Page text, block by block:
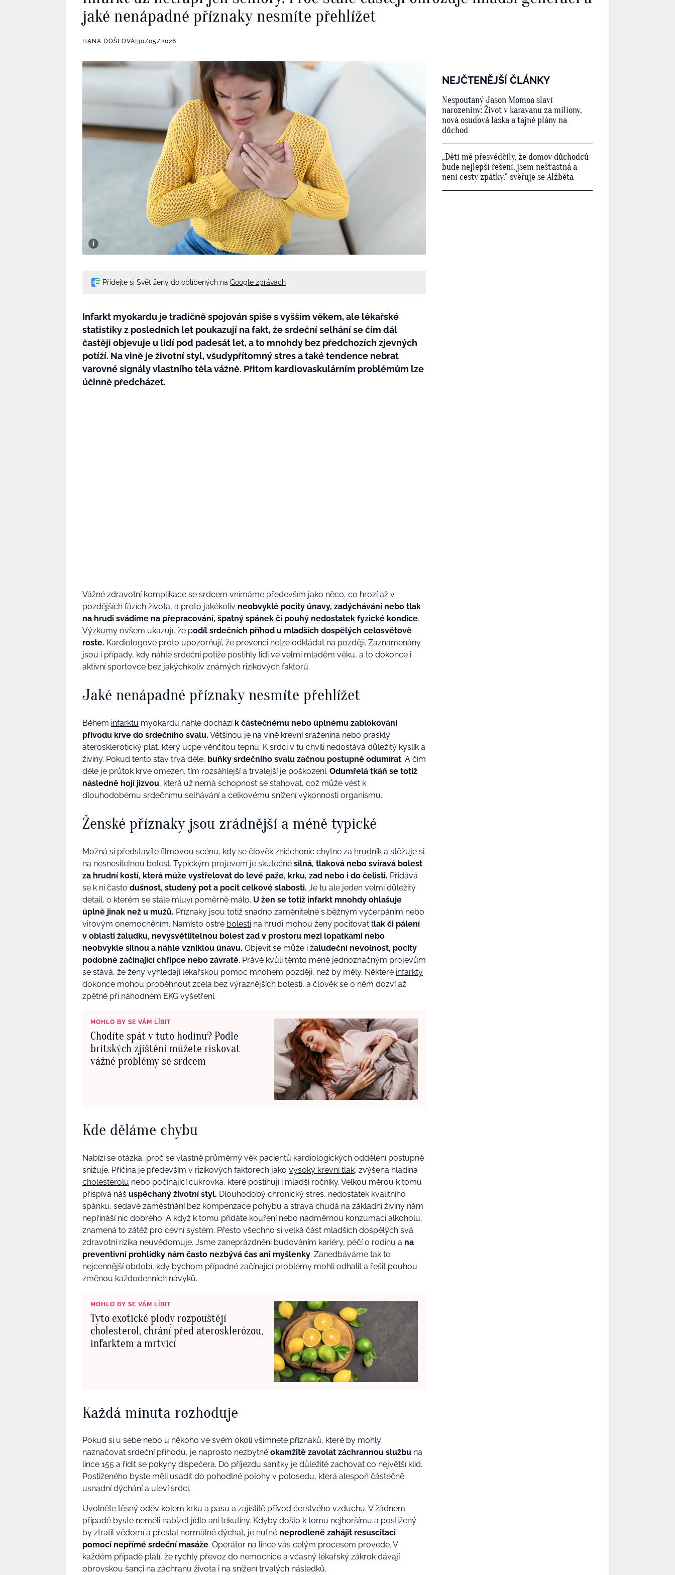
jaké nenápadné příznaky nesmíte přehlížet
HANA DOŠLOVÁ 30/05/2026
Přidejte si Svět ženy do oblíbených na Google zprávách
Infarkt myokardu je tradičně spojován spíše s vyšším věkem, ale lékařské
statistiky z posledních let poukazují na fakt, že srdeční selhání se čím dál
častěji objevuje u lidí pod padesát let, a to mnohdy bez předchozích zjevných
potíží. Na vině je životní styl, všudypřítomný stres a také tendence nebrat
varovné signály vlastního těla vážně. Přitom kardiovaskulárním problémům lze
účinně předcházet.
Vážné zdravotní komplikace se srdcem vnímáme především jako něco, co hrozí až v
pozdějších fázích života, a proto jakékoliv neobvyklé pocity únavy, zadýchávání nebo tlak
na hrudi svádíme na přepracování, špatný spánek či pouhý nedostatek fyzické kondice.
Výzkumy ovšem ukazují, že podíl srdečních příhod u mladších dospělých celosvětově
roste. Kardiologové proto upozorňují, že prevenci nelze odkládat na později. Zaznamenány
jsou i případy, kdy náhlé srdeční potíže postihly lidi ve velmi mladém věku, a to dokonce i
aktivní sportovce bez jakýchkoliv známých rizikových faktorů.
Jaké nenápadné příznaky nesmíte přehlížet
Během infarktu myokardu náhle dochází k částečnému nebo úplnému zablokování
přívodu krve do srdečního svalu. Většinou je na vině krevní sraženina nebo prasklý
aterosklerotický plát, který ucpe věnčitou tepnu. K srdci v tu chvíli nedostává důležitý kyslík a
živiny. Pokud tento stav trvá déle, buňky srdečního svalu začnou postupně odumírat. A čím
déle je průtok krve omezen, tím rozsáhlejší a trvalejší je poškození. Odumřelá tkáň se totiž
následně hojí jizvou, která už nemá schopnost se stahovat, což může vést k
dlouhodobému srdečnímu selhávání a celkovému snížení výkonnosti organismu.
Ženské příznaky jsou zrádnější a méně typické
Možná si představíte filmovou scénu, kdy se člověk zničehonic chytne za hrudník a stěžuje si
na nesnesitelnou bolest. Typickým projevem je skutečně silná, tlaková nebo svíravá bolest
za hrudní kostí, která může vystřelovat do levé paže, krku, zad nebo i do čelisti. Přidává
se k ní často dušnost, studený pot a pocit celkové slabosti. Je tu ale jeden velmi důležitý
detail, o kterém se stále mluví poměrně málo. U žen se totiž infarkt mnohdy ohlašuje
úplně jinak než u mužů. Příznaky jsou totiž snadno zaměnitelné s běžným vyčerpáním nebo
virovým onemocněním. Namísto ostré bolesti na hrudi mohou ženy pociťovat tlak či pálení
v oblasti žaludku, nevysvětlitelnou bolest zad v prostoru mezi lopatkami nebo
neobvykle silnou a náhle vzniklou únavu. Objevit se může i žaludeční nevolnost, pocity
podobné začínající chřipce nebo závratě. Právě kvůli těmto méně jednoznačným projevům
se stává, že ženy vyhledají lékařskou pomoc mnohem později, než by měly. Některé infarkty
dokonce mohou proběhnout zcela bez výraznějších bolestí, a člověk se o něm dozví až
zpětně při náhodném EKG vyšetření.
MOHLO BY SE VÁM LÍBIT
Chodíte spát v tuto hodinu? Podle
britských zjištění můžete riskovat
vážné problémy se srdcem
Kde děláme chybu
Nabízí se otázka, proč se vlastně průměrný věk pacientů kardiologických oddělení postupně
snižuje. Příčina je především v rizikových faktorech jako vysoký krevní tlak, zvýšená hladina
cholesterolu nebo počínající cukrovka, které postihují i mladší ročníky. Velkou měrou k tomu
přispívá náš uspěchaný životní styl. Dlouhodobý chronický stres, nedostatek kvalitního
spánku, sedavé zaměstnání bez kompenzace pohybu a strava chudá na základní živiny nám
nepřináší nic dobrého. A když k tomu přidáte kouření nebo nadměrnou konzumaci alkoholu,
znamená to zátěž pro cévní systém. Přesto všechno si velká část mladších dospělých svá
zdravotní rizika neuvědomuje. Jsme zaneprázdněni budováním kariéry, péčí o rodinu a na
preventivní prohlídky nám často nezbývá čas ani myšlenky. Zanedbáváme tak to
nejcennější období, kdy bychom případné začínající problémy mohli odhalit a řešit pouhou
změnou každodenních návyků.
MOHLO BY SE VÁM LÍBIT
Tyto exotické plody rozpouštějí
cholesterol, chrání před aterosklerózou,
infarktem a mrtvicí
Každá minuta rozhoduje
Pokud si u sebe nebo u někoho ve svém okolí všimnete příznaků, které by mohly
naznačovat srdeční příhodu, je naprosto nezbytné okamžitě zavolat záchrannou službu na
lince 155 a řídit se pokyny dispečera. Do příjezdu sanitky je důležité zachovat co největší klid.
Postiženého byste měli usadit do pohodlné polohy v polosedu, která alespoň částečně
usnadní dýchání a uleví srdci.
Uvolněte těsný oděv kolem krku a pasu a zajistitě přívod čerstvého vzduchu. V žádném
případě byste neměli nabízet jídlo ani tekutiny. Kdyby došlo k tomu nejhoršímu a postižený
by ztratil vědomí a přestal normálně dýchat, je nutné neprodleně zahájit resuscitaci
pomocí nepřímé srdeční masáže. Operátor na lince vás celým procesem provede. V
každém případě platí, že rychlý převoz do nemocnice a včasný lékařský zákrok dávají
obrovskou šanci na záchranu života i na snížení trvalých následků.
NEJČTENĚJŠÍ ČLÁNKY
Nespoutaný Jason Momoa slaví
narozeniny: Život v karavanu za miliony,
nová osudová láska a tajné plány na
důchod
„Děti mě přesvědčily, že domov důchodců
bude nejlepší řešení, jsem nešťastná a
není cesty zpátky,“ svěřuje se Alžběta